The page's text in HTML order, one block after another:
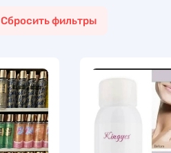
Сбросить фильтры